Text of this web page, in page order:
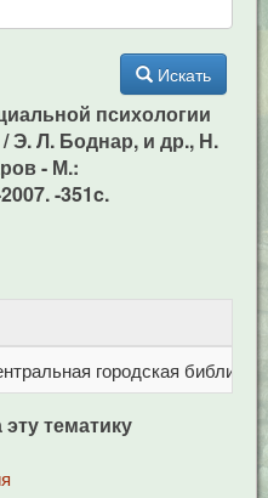
Искать
психологии
Э. Л. Боднар, и др., Н.
- М.:
-351c.
городская
тематику